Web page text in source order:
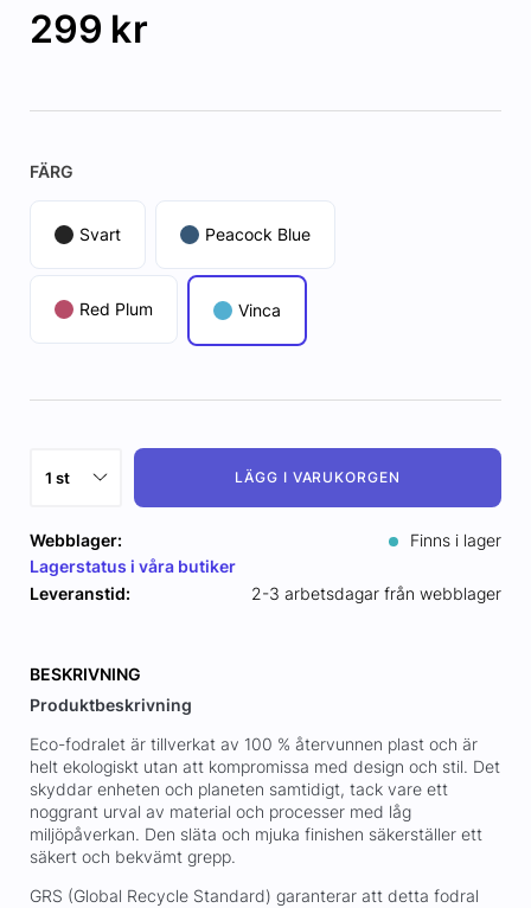
299 kr
FÄRG
Svart Peacock Blue
Red Plum Vinca
LÄGG I VARUKORGEN
Webblager:
Finns i lager
Lagerstatus i våra butiker
Leveranstid:
2-3 arbetsdagar från webblager
BESKRIVNING
Produktbeskrivning
Eco-fodralet är tillverkat av 100 % återvunnen plast och är
helt ekologiskt utan att kompromissa med design och stil. Det
skyddar enheten och planeten samtidigt, tack vare ett
noggrant urval av material och processer med låg
miljöpåverkan. Den släta och mjuka finishen säkerställer ett
säkert och bekvämt grepp.
GRS (Global Recycle Standard) garanterar att detta fodral